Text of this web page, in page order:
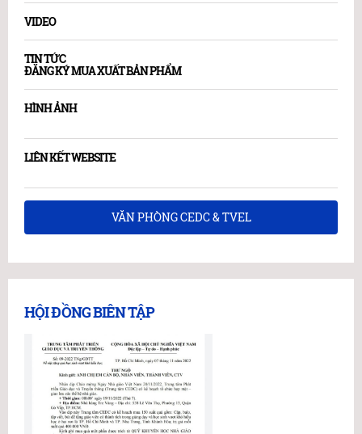
VIDEO
TIN TỨC
ĐĂNG KÝ MUA XUẤT BẢN PHẨM
HÌNH ẢNH
LIÊN KẾT WEBSITE
VĂN PHÒNG CEDC & TVEL
HỘI ĐỒNG BIÊN TẬP